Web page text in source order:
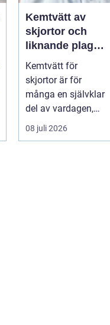
Kemtvätt av
skjortor och
liknande plagg:
Så fungerar
professionell
klädvård i
praktiken
Kemtvätt för
skjortor är för
många en självklar
del av vardagen,
men ...
08 juli 2026